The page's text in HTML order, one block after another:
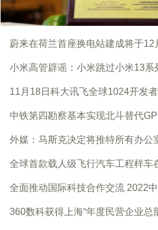
蔚来在荷兰首座换电站建成将于12
小米高管辟谣：小米跳过小米13系
11月18日科大讯飞全球1024开发
中铁第四勘察基本实现北斗替代
外媒：马斯克决定将推特所有办公
全球首款载人级飞行汽车工程样车
全面推动国际科技合作交流 2022
360数科获得上海“年度民营企业总